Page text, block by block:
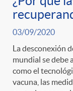
03/09/2020
La desconexión
mundial se debe
como el
vacuna, las